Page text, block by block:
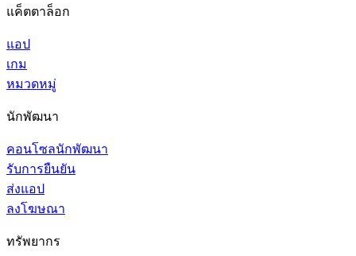
แค็ตตาล็อก
แอป
เกม
หมวดหมู่
นักพัฒนา
คอนโซลนักพัฒนา
รับการยืนยัน
ส่งแอป
ลงโฆษณา
ทรัพยากร